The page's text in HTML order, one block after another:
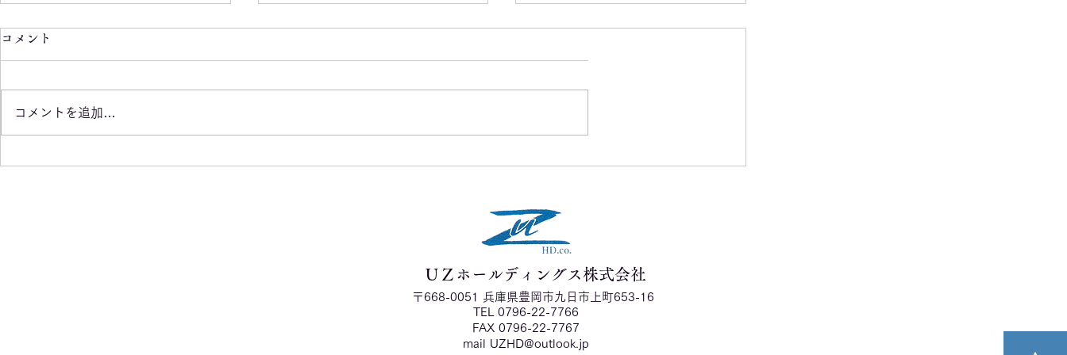
CAR STAGE MIRAI お
コメント
コメントを追加…
ＵＺホールディングス株式会社
〒668-0051 兵庫県豊岡市九日市上町653-16
TEL 0796-22-7766
FAX 0796-22-7767
mail UZHD@outlook.jp